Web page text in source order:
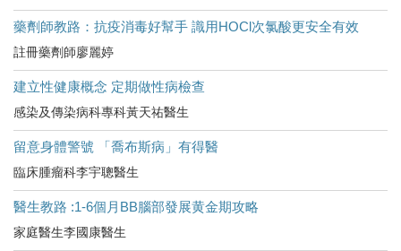
藥劑師教路：抗疫消毒好幫手 識用HOCl次氯酸更安全有效
註冊藥劑師廖麗婷
建立性健康概念 定期做性病檢查
感染及傳染病科專科黃天祐醫生
留意身體警號 「喬布斯病」有得醫
臨床腫瘤科李宇聰醫生
醫生教路 :1-6個月BB腦部發展黄金期攻略
家庭醫生李國康醫生